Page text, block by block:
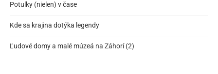
Potulky (nielen) v čase
Kde sa krajina dotýka legendy
Ľudové domy a malé múzeá na Záhorí (2)